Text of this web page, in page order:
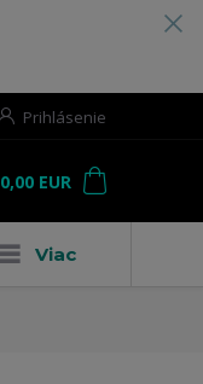
Prihlásenie
0,00 EUR
Viac